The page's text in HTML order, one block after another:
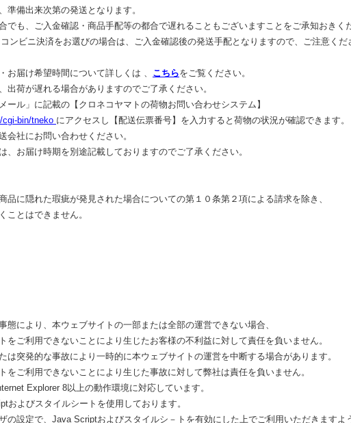
出来次第の発送となります。
ご入金確認・商品手配等の都合で遅れることもございますことをご承知おきくだ
決済をお選びの場合は、ご入金確認後の発送手配となりますので、ご注意くだ
け希望時間について詳しくは 、 こちらをご覧ください。
遅れる場合がありますのでご了承ください。
に記載の【クロネコヤマトの荷物お問い合わせシステム】
bin/tneko にアクセスし【配送伝票番号】を入力すると荷物の状況が確認できます。
にお問い合わせください。
お届け時期を別途記載しておりますのでご了承ください。
に隠れた瑕疵が発見された場合についての第１０条第２項による請求を除き、
とはできません。
により、本ウェブサイトの一部または全部の運営できない場合、
用できないことにより生じたお客様の不利益に対して責任を負いません。
突発的な事故により一時的に本ウェブサイトの運営を中断する場合があります。
用できないことにより生じた事故に対して弊社は責任を負いません。
Explorer 8以上の動作環境に対応しています。
びスタイルシートを使用しております。
設定で、Java Scriptおよびスタイルシ－トを有効にした上でご利用いただきますよ